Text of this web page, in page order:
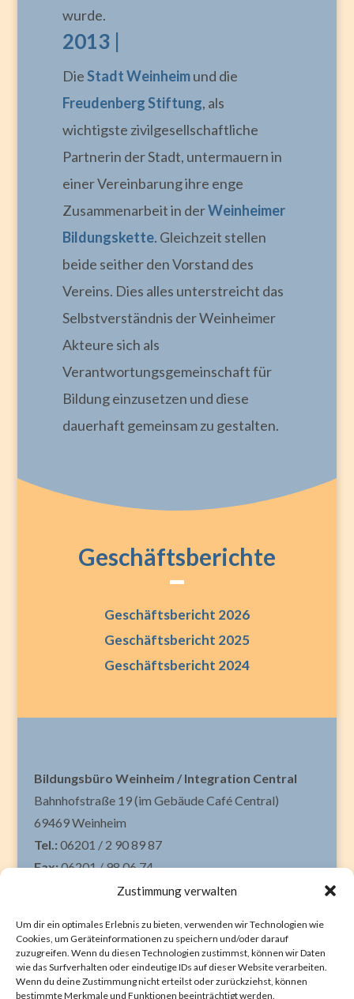
Zustimmung verwalten
Um dir ein optimales Erlebnis zu bieten, verwenden wir Technologien wie
Cookies, um Geräteinformationen zu speichern und/oder darauf
zuzugreifen. Wenn du diesen Technologien zustimmst, können wir Daten
wie das Surfverhalten oder eindeutige IDs auf dieser Website verarbeiten.
Wenn du deine Zustimmung nicht erteilst oder zurückziehst, können
bestimmte Merkmale und Funktionen beeinträchtigt werden.
wurde.
2013 |
DieStadt Weinheimund die
Freudenberg Stiftung, als
wichtigste zivilgesellschaftliche
Partnerin der Stadt, untermauern in
einer Vereinbarung ihre enge
Zusammenarbeit in derWeinheimer
Bildungskette. Gleichzeit stellen
beide seither den Vorstand des
Vereins. Dies alles unterstreicht das
Selbstverständnis der Weinheimer
Akteure sich als
Verantwortungsgemeinschaft für
Bildung einzusetzen und diese
dauerhaft gemeinsam zu gestalten.
Geschäftsberichte
Geschäftsbericht 2026
Geschäftsbericht 2025
Geschäftsbericht 2024
Bildungsbüro Weinheim / Integration Central
Bahnhofstraße 19 (im Gebäude Café Central)
69469 Weinheim
Tel.:06201 / 2 90 89 87
Fax:06201 / 98 06 74
info@bildungsbuero-weinheim.de
Datenschutz|Impressum